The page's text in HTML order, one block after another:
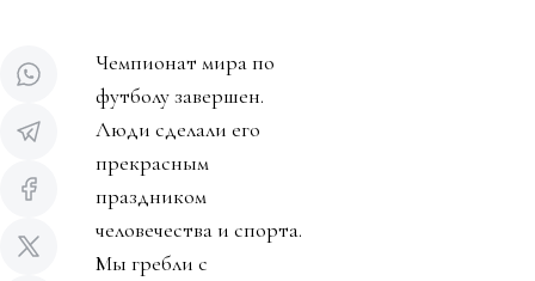
Чемпионат мира по
футболу завершен.
Люди сделали его
прекрасным
праздником
человечества и спорта.
Мы гребли с